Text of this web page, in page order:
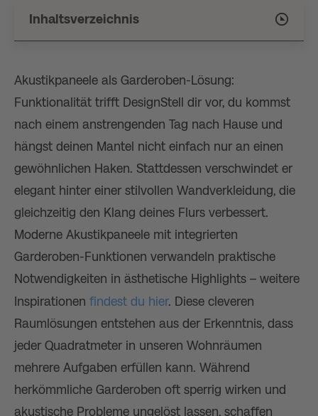
Inhaltsverzeichnis
Akustikpaneele als Garderoben-Lösung:
Funktionalität trifft DesignStell dir vor, du kommst
nach einem anstrengenden Tag nach Hause und
hängst deinen Mantel nicht einfach nur an einen
gewöhnlichen Haken. Stattdessen verschwindet er
elegant hinter einer stilvollen Wandverkleidung, die
gleichzeitig den Klang deines Flurs verbessert.
Moderne Akustikpaneele mit integrierten
Garderoben-Funktionen verwandeln praktische
Notwendigkeiten in ästhetische Highlights – weitere
Inspirationen findest du hier. Diese cleveren
Raumlösungen entstehen aus der Erkenntnis, dass
jeder Quadratmeter in unseren Wohnräumen
mehrere Aufgaben erfüllen kann. Während
herkömmliche Garderoben oft sperrig wirken und
akustische Probleme ungelöst lassen, schaffen